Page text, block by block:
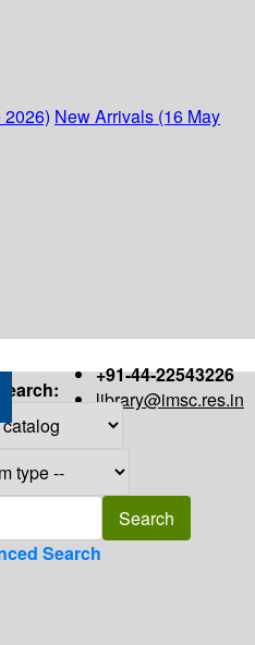
New Arrivals (16 May
+91-44-22543226
library@imsc.res.in
Search:
Search